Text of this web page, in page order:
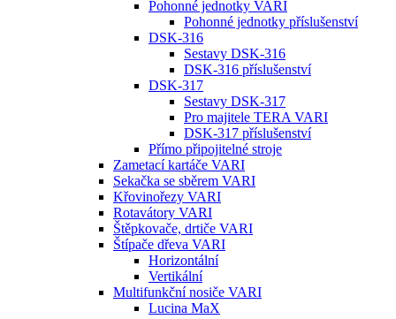
Pohonné jednotky VARI
Pohonné jednotky příslušenství
DSK-316
Sestavy DSK-316
DSK-316 příslušenství
DSK-317
Sestavy DSK-317
Pro majitele TERA VARI
DSK-317 příslušenství
Přímo připojitelné stroje
Zametací kartáče VARI
Sekačka se sběrem VARI
Křovinořezy VARI
Rotavátory VARI
Štěpkovače, drtiče VARI
Štípače dřeva VARI
Horizontální
Vertikální
Multifunkční nosiče VARI
Lucina MaX